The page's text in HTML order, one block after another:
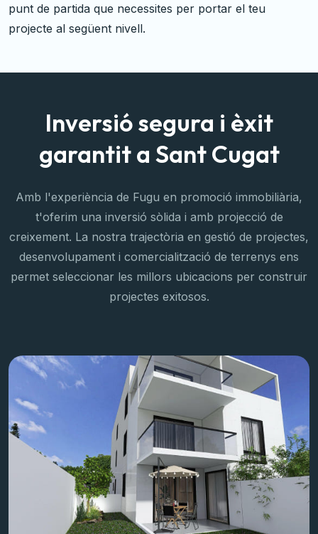
punt de partida que necessites per portar el teu
projecte al següent nivell.
Inversió segura i èxit
garantit a Sant Cugat
Amb l'experiència de Fugu en promoció immobiliària,
t'oferim una inversió sòlida i amb projecció de
creixement. La nostra trajectòria en gestió de projectes,
desenvolupament i comercialització de terrenys ens
permet seleccionar les millors ubicacions per construir
projectes exitosos.